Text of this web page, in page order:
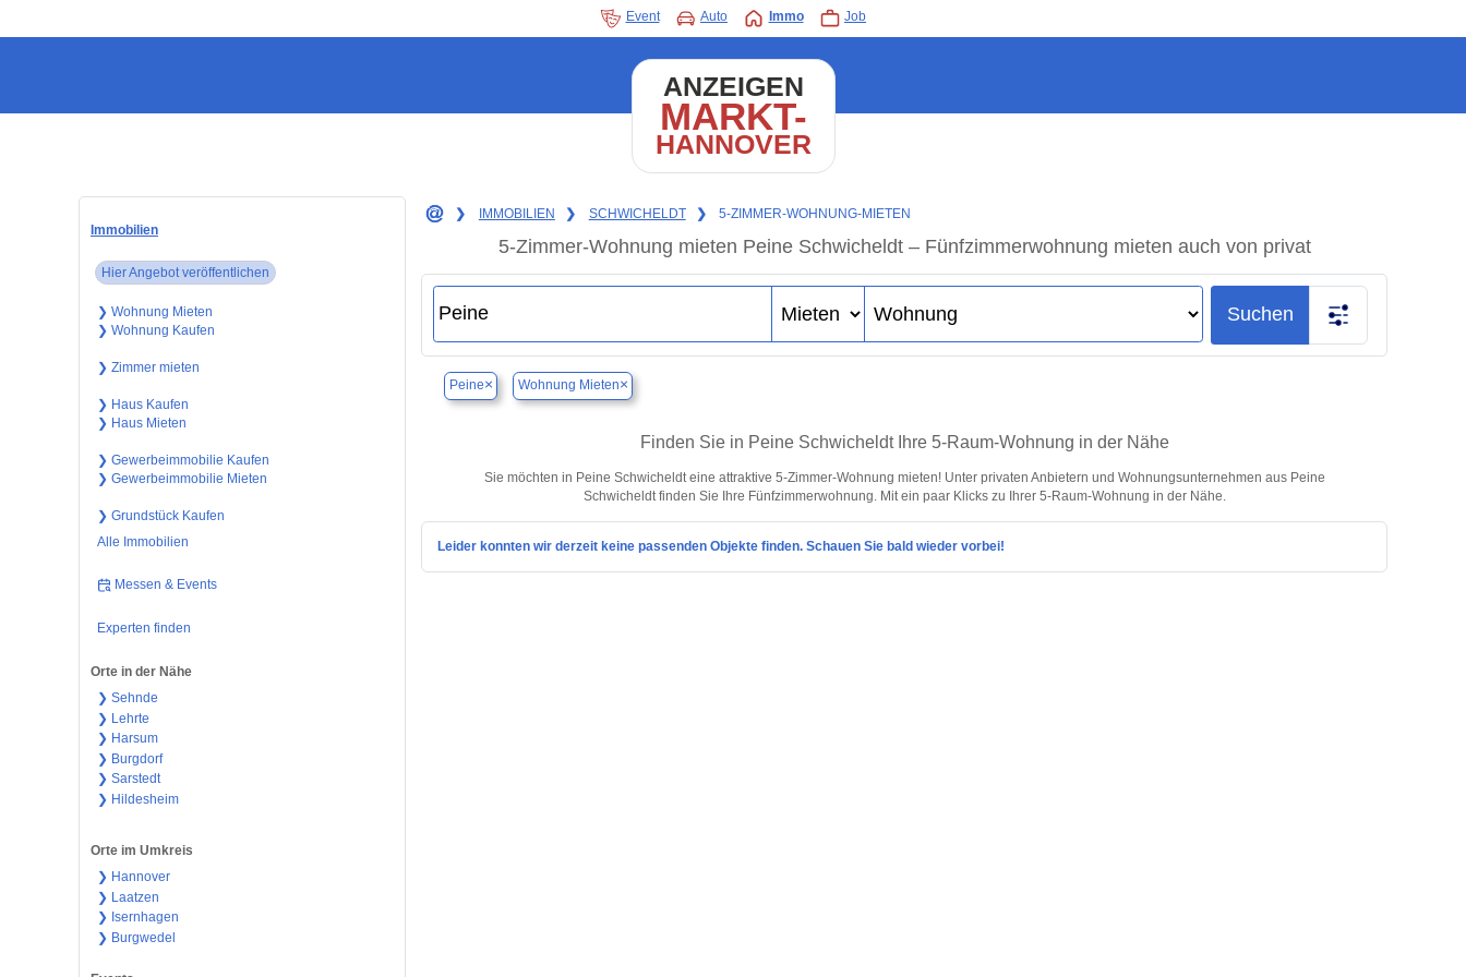
Event Auto Immo Job
ANZEIGEN
MARKT-
HANNOVER
Immobilien
Hier Angebot veröffentlichen
❯ Wohnung Mieten
❯ Wohnung Kaufen
❯ Zimmer mieten
❯ Haus Kaufen
❯ Haus Mieten
❯ Gewerbeimmobilie Kaufen
❯ Gewerbeimmobilie Mieten
❯ Grundstück Kaufen
Alle Immobilien
Messen & Events
Experten finden
Orte in der Nähe
❯ Sehnde
❯ Lehrte
❯ Harsum
❯ Burgdorf
❯ Sarstedt
❯ Hildesheim
Orte im Umkreis
❯ Hannover
❯ Laatzen
❯ Isernhagen
❯ Burgwedel
❯ IMMOBILIEN ❯ SCHWICHELDT ❯ 5-ZIMMER-WOHNUNG-MIETEN
5-Zimmer-Wohnung mieten Peine Schwicheldt – Fünfzimmerwohnung mieten auch von privat
Suchen
Peine× Wohnung Mieten×
Finden Sie in Peine Schwicheldt Ihre 5-Raum-Wohnung in der Nähe
Sie möchten in Peine Schwicheldt eine attraktive 5-Zimmer-Wohnung mieten! Unter privaten Anbietern und Wohnungsunternehmen aus Peine
Schwicheldt finden Sie Ihre Fünfzimmerwohnung. Mit ein paar Klicks zu Ihrer 5-Raum-Wohnung in der Nähe.
Leider konnten wir derzeit keine passenden Objekte finden. Schauen Sie bald wieder vorbei!